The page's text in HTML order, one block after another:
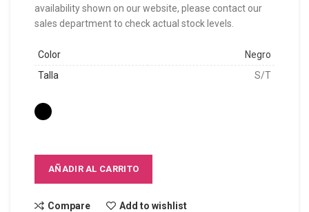
availability shown on our website, please contact our
sales department to check actual stock levels.
Color
Negro
Talla
S/T
AÑADIR AL CARRITO
Compare Add to wishlist